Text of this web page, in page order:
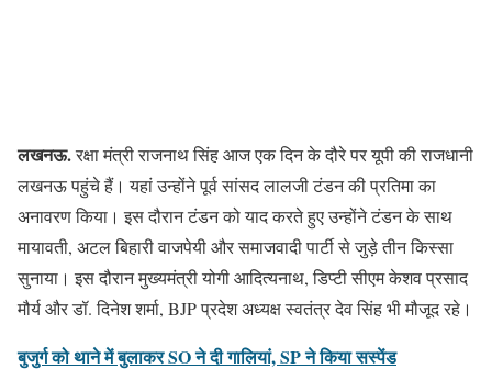
लखनऊ.रक्षा मंत्री राजनाथ सिंह आज एक दिन के दौरे पर यूपी की राजधानी
लखनऊ पहुंचे हैं। यहां उन्होंने पूर्व सांसद लालजी टंडन की प्रतिमा का
अनावरण किया। इस दौरान टंडन को याद करते हुए उन्होंने टंडन के साथ
मायावती, अटल बिहारी वाजपेयी और समाजवादी पार्टी से जुड़े तीन किस्सा
सुनाया। इस दौरान मुख्यमंत्री योगी आदित्यनाथ, डिप्टी सीएम केशव प्रसाद
मौर्य और डॉ. दिनेश शर्मा, BJP प्रदेश अध्यक्ष स्वतंत्र देव सिंह भी मौजूद रहे।
बुजुर्ग को थाने में बुलाकर SO ने दी गालियां, SP ने किया सस्पेंड